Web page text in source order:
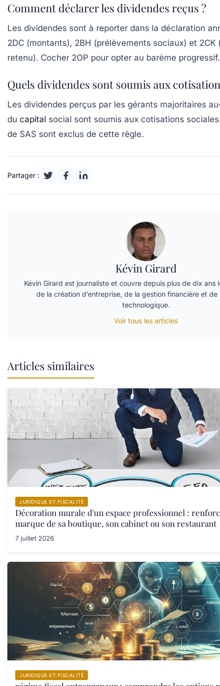
Comment déclarer les dividendes reçus ?
Les dividendes sont à reporter dans la déclaration
2DC (montants), 2BH (prélèvements sociaux) et 2CK
retenu). Cocher 2OP pour opter au barème progressif.
Quels dividendes sont soumis aux
Les dividendes perçus par les gérants majoritaires
du capital social sont soumis aux cotisations
de SAS sont exclus de cette règle.
Partager :
Kévin Girard
Kévin Girard est journaliste et couvre depuis plus de dix ans
de la création d’entreprise, de la gestion financière et de
technologique.
Voir tous les articles
Articles similaires
JURIDIQUE ET FISCALITÉ
Décoration murale d'un espace professionnel :
marque de sa boutique, son cabinet ou son restaurant
7 juillet 2026
JURIDIQUE ET FISCALITÉ